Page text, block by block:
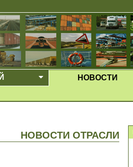
ВЫПАДАЮЩЕЕ МЕНЮ
НОВОСТИ
НОВОСТИ ОТРАСЛИ